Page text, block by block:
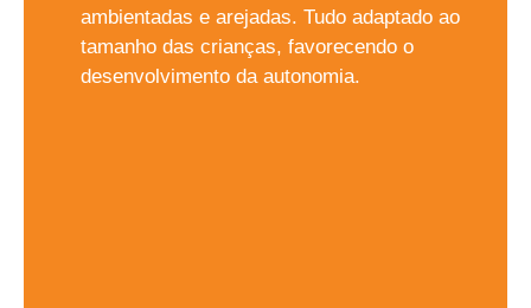
ambientadas e arejadas. Tudo adaptado ao
tamanho das crianças, favorecendo o
desenvolvimento da autonomia.